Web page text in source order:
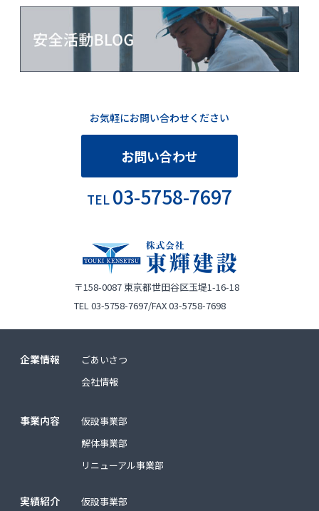
お気軽にお問い合わせください
お問い合わせ
TEL 03-5758-7697
〒158-0087 東京都世田谷区玉堤1-16-18
TEL 03-5758-7697/FAX 03-5758-7698
企業情報
ごあいさつ
会社情報
事業内容
仮設事業部
解体事業部
リニューアル事業部
実績紹介 仮設事業部